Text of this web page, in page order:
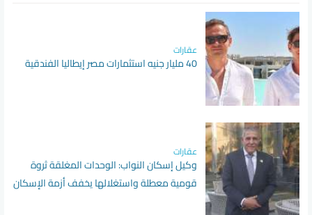
عقارات
40 مليار جنيه استثمارات مصر إيطاليا الفندقية
عقارات
وكيل إسكان النواب: الوحدات المغلقة ثروة
قومية معطلة واستغلالها يخفف أزمة الإسكان